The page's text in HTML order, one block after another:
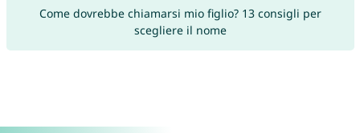
Come dovrebbe chiamarsi mio figlio? 13 consigli per
scegliere il nome